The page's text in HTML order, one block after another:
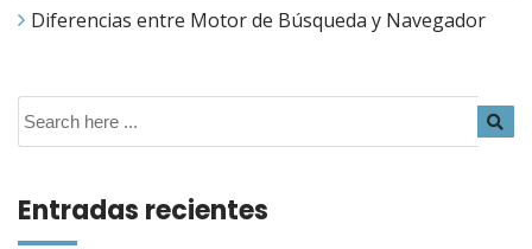
Diferencias entre Motor de Búsqueda y Navegador
Entradas recientes